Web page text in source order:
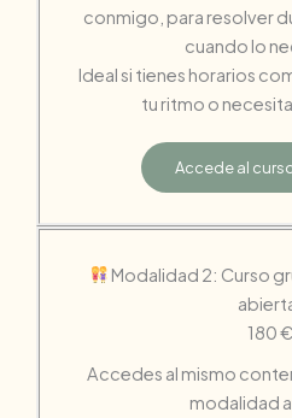
conmigo, para resolver
cuando lo
Ideal si tienes horarios
tu ritmo o
Accede al
Modalidad 2: Curso
180 €
Accedes al mismo
modalidad